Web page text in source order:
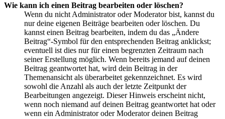
Wie kann ich einen Beitrag bearbeiten oder löschen?
Wenn du nicht Administrator oder Moderator bist, kannst du
nur deine eigenen Beiträge bearbeiten oder löschen. Du
kannst einen Beitrag bearbeiten, indem du das „Ändere
Beitrag“-Symbol für den entsprechenden Beitrag anklickst;
eventuell ist dies nur für einen begrenzten Zeitraum nach
seiner Erstellung möglich. Wenn bereits jemand auf deinen
Beitrag geantwortet hat, wird dein Beitrag in der
Themenansicht als überarbeitet gekennzeichnet. Es wird
sowohl die Anzahl als auch der letzte Zeitpunkt der
Bearbeitungen angezeigt. Dieser Hinweis erscheint nicht,
wenn noch niemand auf deinen Beitrag geantwortet hat oder
wenn ein Administrator oder Moderator deinen Beitrag